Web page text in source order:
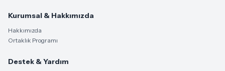
Kurumsal & Hakkımızda
Hakkımızda
Ortaklık Programı
Destek & Yardım